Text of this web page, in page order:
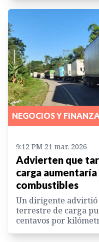
NEGOCIOS Y
9:12 PM 21 mar. 2026
Advierten que
carga
combustibles
Un dirigente
terrestre de carga
centavos por